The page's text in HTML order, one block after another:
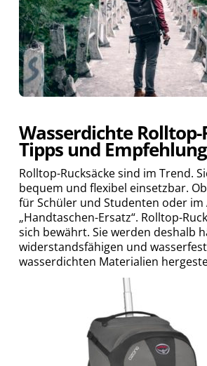
Wasserdichte Rolltop-
Tipps und
Rolltop-Rucksäcke sind im Trend.
bequem und flexibel einsetzbar.
für Schüler und Studenten oder im
„Handtaschen-Ersatz“. Rolltop-
sich bewährt. Sie werden deshalb
widerstandsfähigen und
wasserdichten Materialien